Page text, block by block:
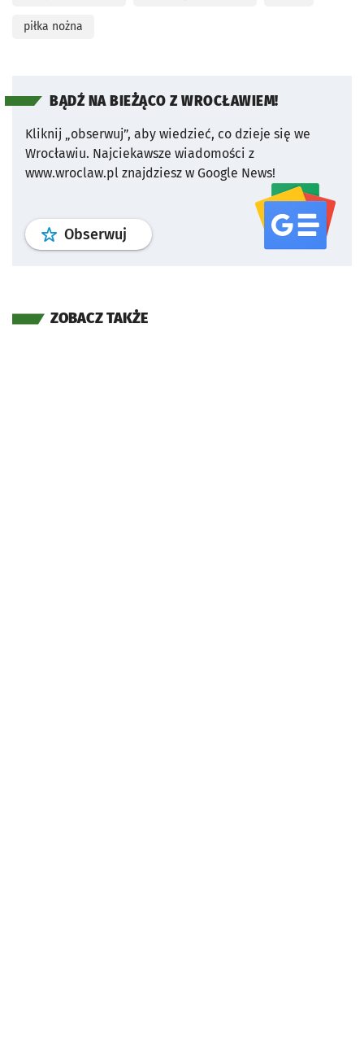
piłka nożna
BĄDŹ NA BIEŻĄCO Z WROCŁAWIEM!
Kliknij „obserwuj”, aby wiedzieć, co dzieje się we
Wrocławiu. Najciekawsze wiadomości z
www.wroclaw.pl znajdziesz w Google News!
Obserwuj profil serwisu
ZOBACZ TAKŻE